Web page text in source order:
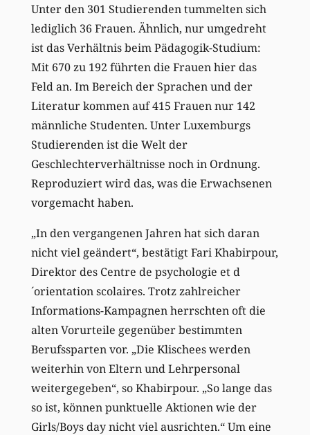
Unter den 301 Studierenden tummelten sich
lediglich 36 Frauen. Ähnlich, nur umgedreht
ist das Verhältnis beim Pädagogik-Studium:
Mit 670 zu 192 führten die Frauen hier das
Feld an. Im Bereich der Sprachen und der
Literatur kommen auf 415 Frauen nur 142
männliche Studenten. Unter Luxemburgs
Studierenden ist die Welt der
Geschlechterverhältnisse noch in Ordnung.
Reproduziert wird das, was die Erwachsenen
vorgemacht haben.
„In den vergangenen Jahren hat sich daran
nicht viel geändert“, bestätigt Fari Khabirpour,
Direktor des Centre de psychologie et d
´orientation scolaires. Trotz zahlreicher
Informations-Kampagnen herrschten oft die
alten Vorurteile gegenüber bestimmten
Berufssparten vor. „Die Klischees werden
weiterhin von Eltern und Lehrpersonal
weitergegeben“, so Khabirpour. „So lange das
so ist, können punktuelle Aktionen wie der
Girls/Boys day nicht viel ausrichten.“ Um eine